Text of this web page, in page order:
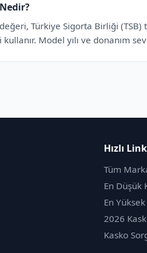
Türkiye Sigorta Birliği
Model yılı ve donanım
Hızlı
Tüm
En Düşük
En
2026
Kasko